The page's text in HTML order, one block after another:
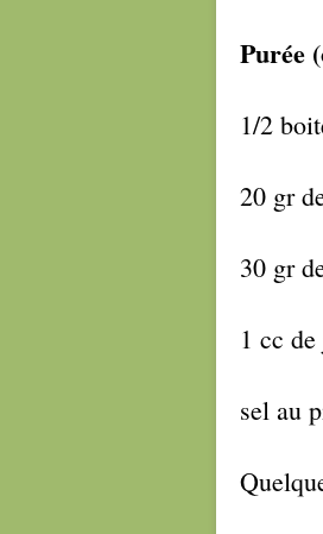
Purée
1/2
20 gr
30 gr
1 cc
sel au